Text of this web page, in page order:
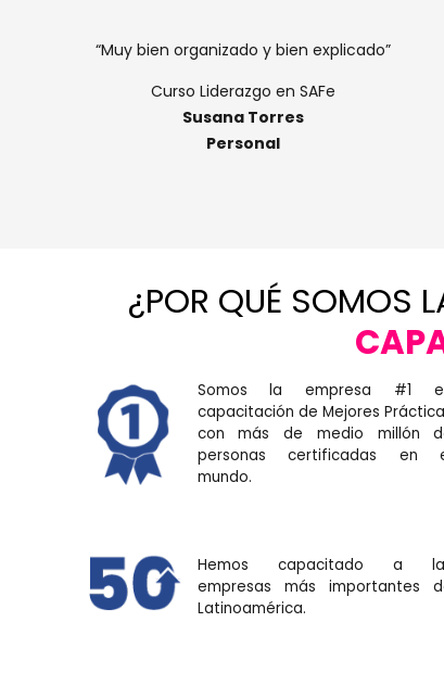
“Muy bien organizado y bien explicado”
Curso Liderazgo en SAFe
Susana Torres
Personal
¿POR QUÉ SOMOS
Somos la empresa #1
capacitación de Mejores
con más de medio millón
personas certificadas en
mundo.
Hemos capacitado a
empresas más importantes
Latinoamérica.